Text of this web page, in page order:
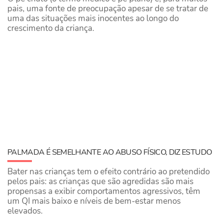
pais, uma fonte de preocupação apesar de se tratar de
uma das situações mais inocentes ao longo do
crescimento da criança.
PALMADA É SEMELHANTE AO ABUSO FÍSICO, DIZ ESTUDO
Bater nas crianças tem o efeito contrário ao pretendido
pelos pais: as crianças que são agredidas são mais
propensas a exibir comportamentos agressivos, têm
um QI mais baixo e níveis de bem-estar menos
elevados.